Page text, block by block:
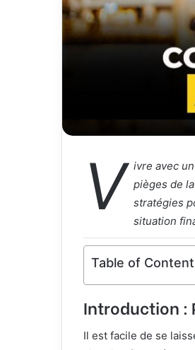
V ivre avec
pièges de
stratégies
situation
Table of
Introduction :
Il est facile de se